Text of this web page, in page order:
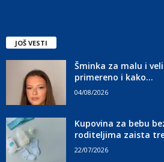
JOŠ VESTI
Šminka za malu i
primereno i kako...
04/08/2026
Kupovina za bebu
roditeljima zaista
22/07/2026